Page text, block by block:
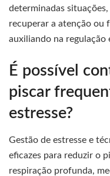
determinadas
recuperar a atenção ou
auxiliando na regulação
É possível
piscar
estresse?
Gestão de estresse e
eficazes para reduzir o
respiração profunda,